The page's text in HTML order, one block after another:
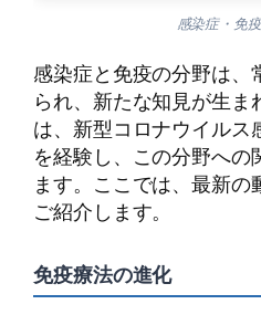
感染症・免
感染症と免疫の分野は、
られ、新たな知見が生
は、新型コロナウイルス
を経験し、この分野へ
ます。ここでは、最新
ご紹介します。
免疫療法の進化